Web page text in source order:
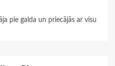
pie galda un priecājās ar visu